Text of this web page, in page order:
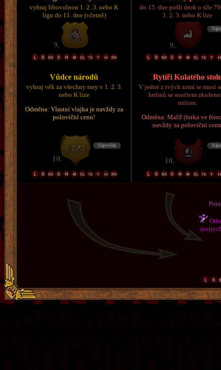
vyhraj libovolnou 1. 2. 3. nebo K
ligu do 11. dne (včetně)
do 15. dne pošli útok o síle
1. 2. 3. nebo K lize
Vůdce národů
vyhraj věk za všechny rasy v 1. 2. 3.
nebo K lize
Odměna: Vlastní vlajka je navždy za
poloviční cenu!
Rytíři Kulatého
V jedné z tvých zemí se musí
hrdinů se součtem
milion.
Odměna: Malíř (fotka ve
navždy za poloviční